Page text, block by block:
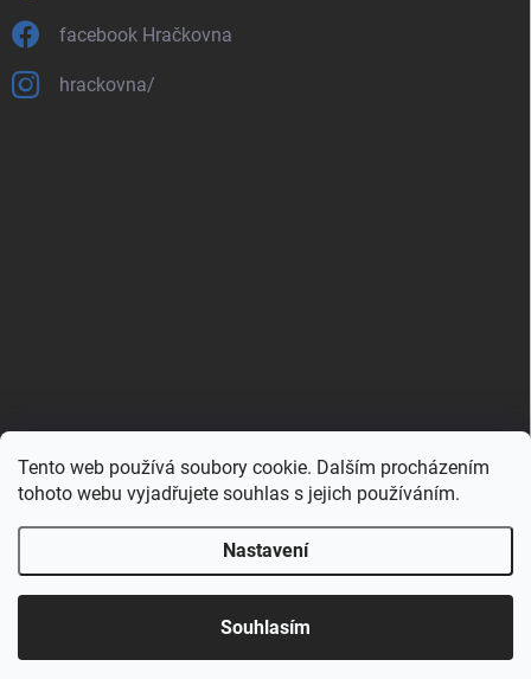
Tento web používá soubory cookie. Dalším procházením
tohoto webu vyjadřujete souhlas s jejich používáním.
Nastavení
Souhlasím
facebook Hračkovna
hrackovna/
Zboží.cz Heureka.cz Porovnávač.cz